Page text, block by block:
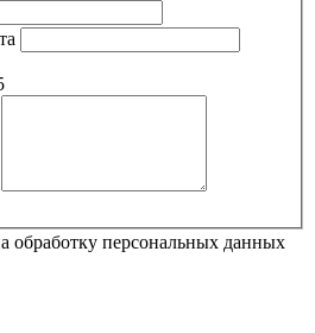
обработку персональных данных